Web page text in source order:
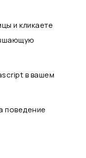
и кликаете
в вашем
поведение